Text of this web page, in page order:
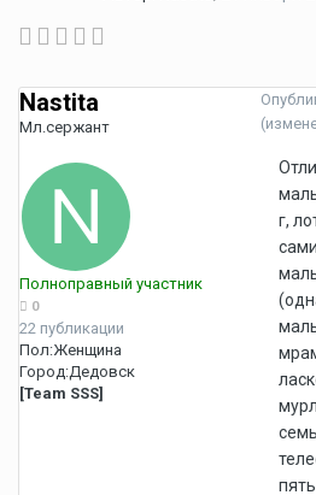
Nastita
Мл.сержант
Полноправный участник
0
22 публикации
Пол:Женщина
Город:Дедовск
[Team SSS]
г,